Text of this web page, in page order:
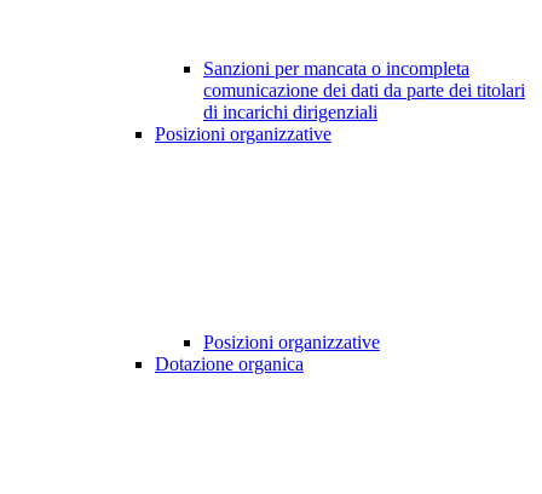
Sanzioni per mancata o incompleta
comunicazione dei dati da parte dei titolari
di incarichi dirigenziali
Posizioni organizzative
Posizioni organizzative
Dotazione organica